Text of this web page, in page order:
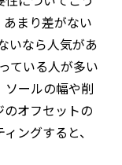
まり差がない
いなら人気があ
ている人が多い
ールの幅や削
オフセットの
ングすると、